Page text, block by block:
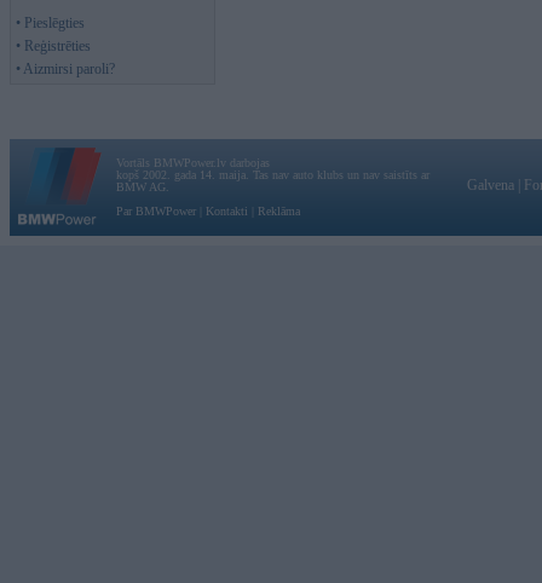
• Pieslēgties
• Reģistrēties
• Aizmirsi paroli?
Vortāls BMWPower.lv darbojas
kopš 2002. gada 14. maija. Tas nav auto klubs un nav saistīts ar
BMW AG.
Par BMWPower
Kontakti Reklāma
Galvena